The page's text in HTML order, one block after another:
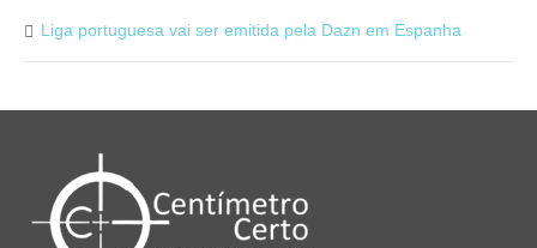
Liga portuguesa vai ser emitida pela Dazn em Espanha